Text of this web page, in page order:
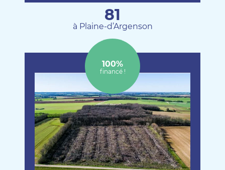
81
à Plaine-d’Argenson
100%
financé !